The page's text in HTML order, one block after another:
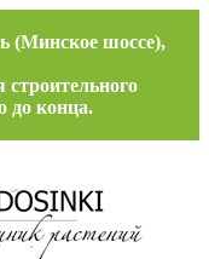
(Минское шоссе),
строительного
до конца.